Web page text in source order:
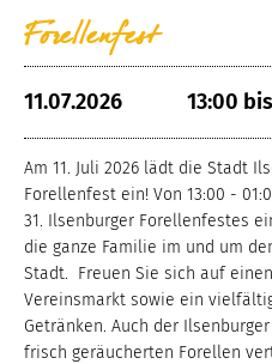
Forellenfest
11.07.2026 13:00
Am 11. Juli 2026 lädt die Stadt
Forellenfest ein! Von 13:00 -
31. Ilsenburger Forellenfestes
die ganze Familie im und um
Stadt. Freuen Sie sich auf
Vereinsmarkt sowie ein
Getränken. Auch der
frisch geräucherten Forellen